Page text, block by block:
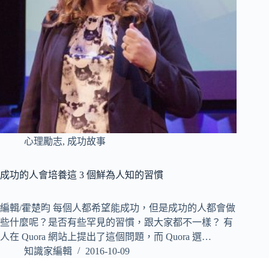
心理勵志, 成功故事
成功的人會培養這 3 個鮮為人知的習慣
編輯/霍楚昀 每個人都希望能成功，但是成功的人都會做
些什麼呢？是否有些罕見的習慣，跟大家都不一樣？ 有
人在 Quora 網站上提出了這個問題，而 Quora 選…
知識家編輯
2016-10-09